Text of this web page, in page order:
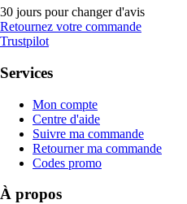
30 jours pour changer d'avis
Retournez votre commande
Trustpilot
Services
Mon compte
Centre d'aide
Suivre ma commande
Retourner ma commande
Codes promo
À propos